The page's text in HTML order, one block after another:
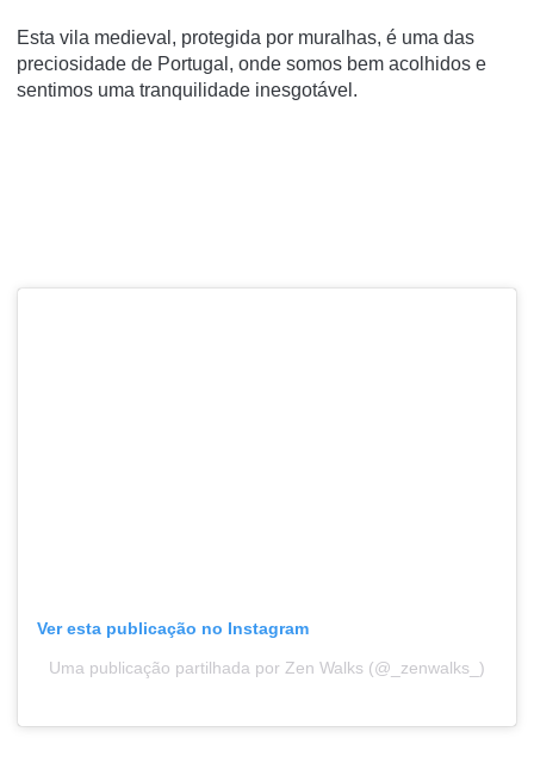
Esta vila medieval, protegida por muralhas, é uma das
preciosidade de Portugal, onde somos bem acolhidos e
sentimos uma tranquilidade inesgotável.
Ver esta publicação no Instagram
Uma publicação partilhada por Zen Walks (@_zenwalks_)